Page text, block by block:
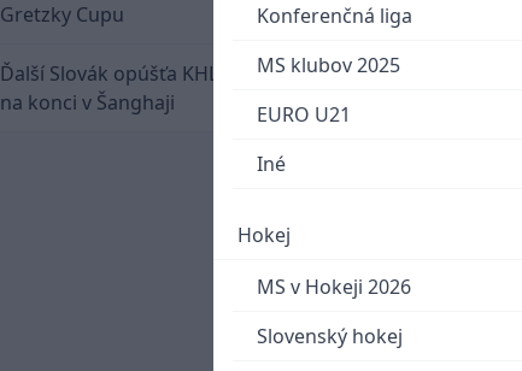
Konferenčná liga
MS klubov 2025
EURO U21
Iné
Hokej
MS v Hokeji 2026
Slovenský hokej
Gretzky Cupu
Ďalší Slovák opúšťa KHL. Patrik Rybár sa dohodol
na konci v Šanghaji